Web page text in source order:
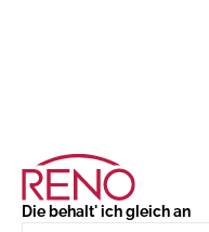
Die behalt' ich gleich an